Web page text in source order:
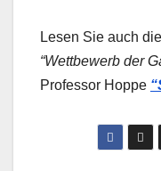
Lesen Sie auch die
“Wettbewerb der
Professor Hoppe